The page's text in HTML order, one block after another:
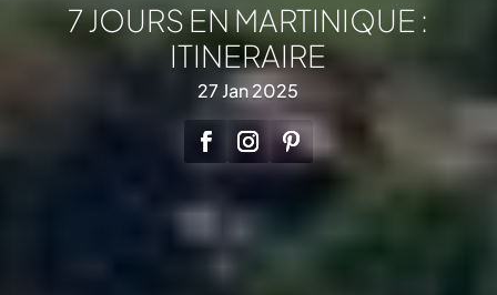
7 JOURS EN MARTINIQUE :
ITINERAIRE
27 Jan 2025